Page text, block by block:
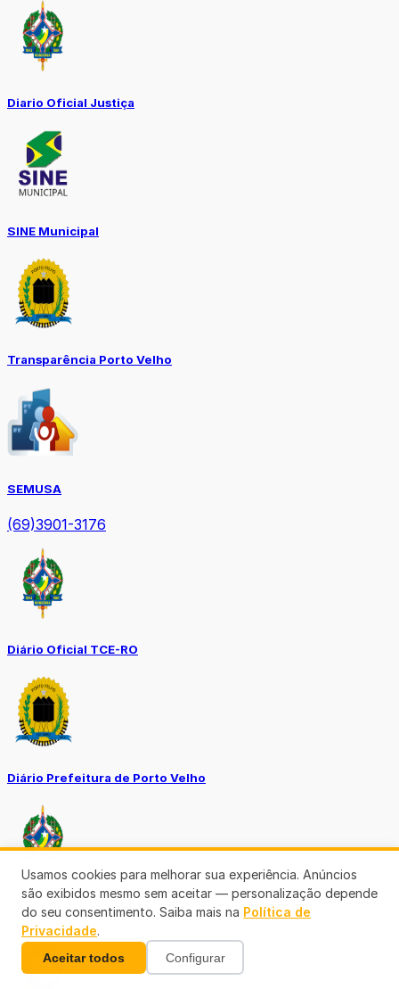
Diario Oficial Justiça
SINE Municipal
Transparência Porto Velho
SEMUSA
(69)3901-3176
Diário Oficial TCE-RO
Diário Prefeitura de Porto Velho
Diário Oficial de RO
Usamos cookies para melhorar sua experiência. Anúncios
são exibidos mesmo sem aceitar — personalização depende
do seu consentimento. Saiba mais na Política de
Privacidade.
Aceitar todos Configurar